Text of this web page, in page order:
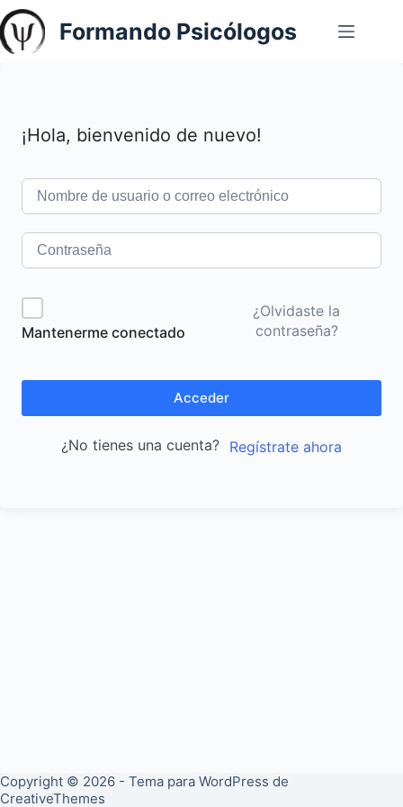
Saltar
al
contenido
Formando Psicólogos
¡Hola, bienvenido de nuevo!
Mantenerme conectado
¿Olvidaste la
contraseña?
Acceder
¿No tienes una cuenta? Regístrate ahora
Copyright © 2026 - Tema para WordPress de
CreativeThemes